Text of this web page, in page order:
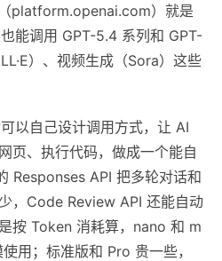
platform.openai.com）就是
能调用 GPT-5.4 系列和 GPT-
）、视频生成（Sora）这些
以自己设计调用方式，让 AI
页、执行代码，做成一个能自
Responses API 把多轮对话和
，Code Review API 还能自动
按 Token 消耗算，nano 和 m
用；标准版和 Pro 贵一些，